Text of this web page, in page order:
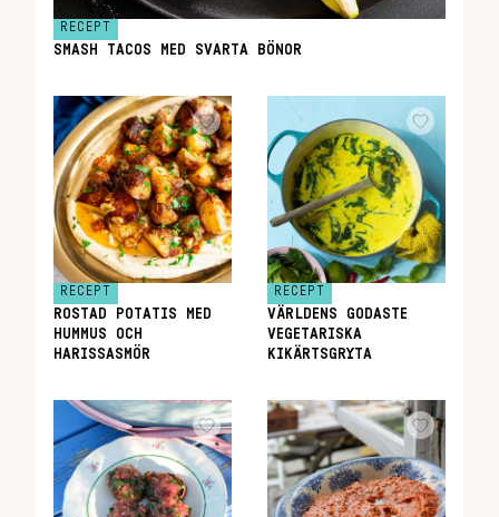
RECEPT
SMASH TACOS MED SVARTA BÖNOR
RECEPT
ROSTAD POTATIS MED
HUMMUS OCH
HARISSASMÖR
RECEPT
VÄRLDENS GODASTE
VEGETARISKA
KIKÄRTSGRYTA